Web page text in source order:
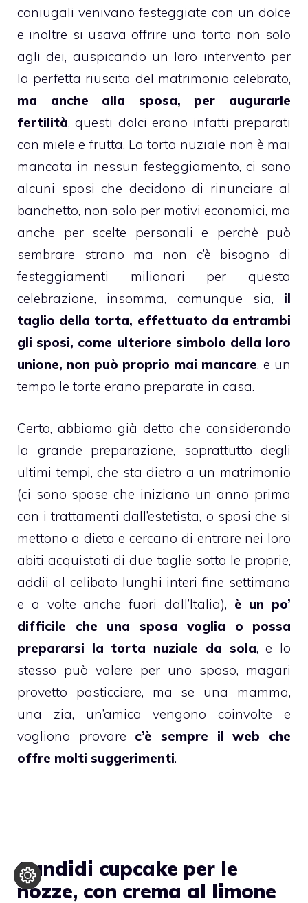
coniugali venivano festeggiate con un dolce
e inoltre si usava offrire una torta non solo
agli dei, auspicando un loro intervento per
la perfetta riuscita del matrimonio celebrato,
ma anche alla sposa, per augurarle
fertilità, questi dolci erano infatti preparati
con miele e frutta. Latorta nuziale non è mai
mancata in nessun festeggiamento, ci sono
alcuni sposi che decidono di rinunciare al
banchetto, non solo per motivi economici, ma
anche per scelte personali e perchè può
sembrare strano ma non c’è bisogno di
festeggiamenti milionari per questa
celebrazione, insomma, comunque sia, il
taglio della torta, effettuato da entrambi
gli sposi, come ulteriore simbolo della loro
unione, non può proprio mai mancare, e un
tempo le torte erano preparate in casa.
Certo, abbiamo già detto che considerando
la grande preparazione, soprattutto degli
ultimi tempi, che sta dietro a un matrimonio
(ci sono spose che iniziano un anno prima
con i trattamenti dall’estetista, o sposi che si
mettono a dieta e cercano di entrare nei loro
abiti acquistati di due taglie sotto le proprie,
addii al celibato lunghi interi fine settimana
e a volte anche fuori dall’Italia), è un po’
difficile che una sposa voglia o possa
prepararsi la torta nuziale da sola, e lo
stesso può valere per uno sposo, magari
provetto pasticciere, ma se una mamma,
una zia, un’amica vengono coinvolte e
vogliono provare c’è sempre il web che
offre molti suggerimenti.
Candidi cupcake per le
nozze, con crema al limone